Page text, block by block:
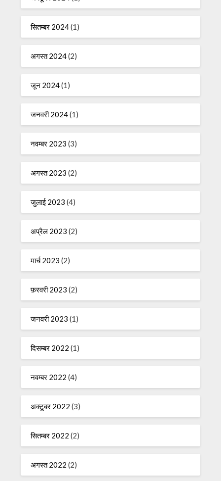
सितम्बर 2024(1)
अगस्त 2024(2)
जून 2024(1)
जनवरी 2024(1)
नवम्बर 2023 (3)
अगस्त 2023 (2)
जुलाई 2023 (4)
अप्रैल 2023 (2)
मार्च 2023 (2)
फ़रवरी 2023 (2)
जनवरी 2023 (1)
दिसम्बर 2022 (1)
नवम्बर 2022 (4)
अक्टूबर 2022 (3)
सितम्बर 2022 (2)
अगस्त 2022 (2)